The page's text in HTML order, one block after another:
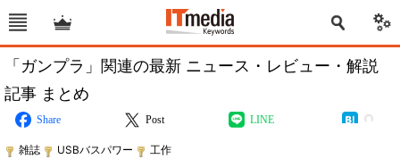
「ガンプラ」関連の最新 ニュース・レビュー・解説
記事 まとめ
Share Post LINE
雑誌 USBバスパワー 工作